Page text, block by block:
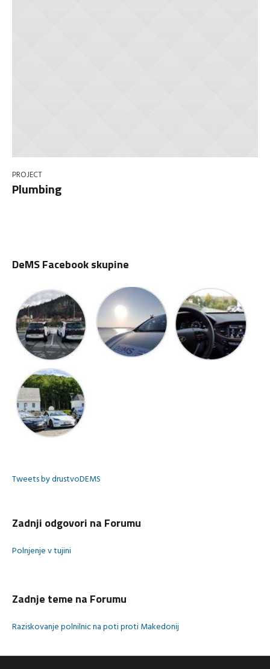
PROJECT
Plumbing
DeMS Facebook skupine
Tweets by drustvoDEMS
Zadnji odgovori na Forumu
Polnjenje v tujini
Zadnje teme na Forumu
Raziskovanje polnilnic na poti proti Makedonij